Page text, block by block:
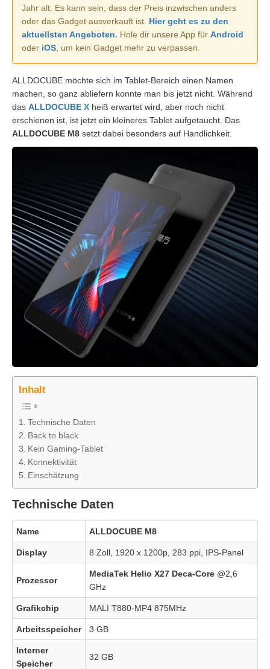
Jahr alt. Es kann sein, dass der Preis inzwischen anders
oder das Gadget ausverkauft ist. Hier geht es zu den
aktuellsten Angeboten. Hole dir unsere App für Android
oder iOS , um kein Gadget mehr zu verpassen.
ALLDOCUBE möchte sich im Tablet-Bereich einen Namen
machen, so ganz abliefern konnte man bis jetzt nicht. Während
das ALLDOCUBE X heiß erwartet wird, aber noch nicht
erschienen ist, ist jetzt ein kleineres Tablet aufgetaucht. Das
ALLDOCUBE M8 setzt dabei besonders auf Handlichkeit.
Inhalt
Technische Daten
Back to black
Kein Gaming-Tablet
Konnektivität
Einschätzung
Technische Daten
Name ALLDOCUBE M8
Display 8 Zoll, 1920 x 1200p, 283 ppi, IPS-Panel
Prozessor
MediaTek Helio X27 Deca-Core @2,6
GHz
Grafikchip MALI T880-MP4 875MHz
Arbeitsspeicher 3 GB
Interner
Speicher
32 GB